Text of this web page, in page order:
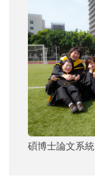
碩博士論文系統